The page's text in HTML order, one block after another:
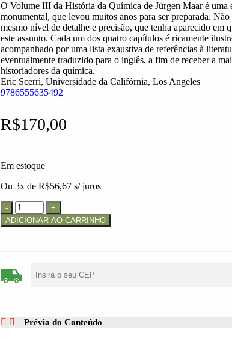
O Volume III da História da Química de Jürgen Maar é uma
monumental, que levou muitos anos para ser preparada.
mesmo nível de detalhe e precisão, que tenha aparecido
este assunto. Cada um dos quatro capítulos é ricamente
acompanhado por uma lista exaustiva de referências à
eventualmente traduzido para o inglês, a fim de receber a
historiadores da química.
Eric Scerri, Universidade da Califórnia, Los Angeles
9786555635492
R$170,00
Em estoque
Ou 3x de R$56,67 s/ juros
ADICIONAR AO CARRINHO
Prévia do Conteúdo